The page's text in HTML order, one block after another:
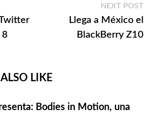
8
NEXT POST
Llega a México el
BlackBerry Z10
LIKE
Bodies in Motion, una